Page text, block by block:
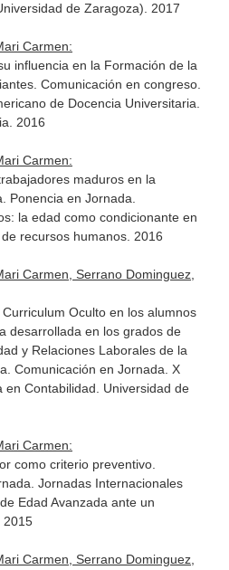
de Zaragoza). 2017
Carmen:
influencia en la Formación de la
Comunicación en congreso.
de Docencia Universitaria.
2016
Carmen:
maduros en la
Ponencia en Jornada.
la edad como condicionante en
recursos humanos. 2016
Carmen, Serrano Dominguez,
Oculto en los alumnos
desarrollada en los grados de
y Relaciones Laborales de la
Comunicación en Jornada. X
en Contabilidad. Universidad de
Carmen:
como criterio preventivo.
Jornadas Internacionales
Edad Avanzada ante un
2015
Carmen, Serrano Dominguez,